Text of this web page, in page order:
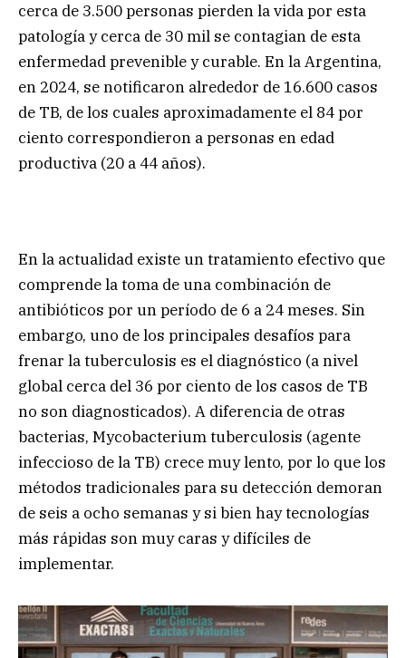
cerca de 3.500 personas pierden la vida por esta
patología y cerca de 30 mil se contagian de esta
enfermedad prevenible y curable. En la Argentina,
en 2024, se notificaron alrededor de 16.600 casos
de TB, de los cuales aproximadamente el 84 por
ciento correspondieron a personas en edad
productiva (20 a 44 años).
En la actualidad existe un tratamiento efectivo que
comprende la toma de una combinación de
antibióticos por un período de 6 a 24 meses. Sin
embargo, uno de los principales desafíos para
frenar la tuberculosis es el diagnóstico (a nivel
global cerca del 36 por ciento de los casos de TB
no son diagnosticados). A diferencia de otras
bacterias, Mycobacterium tuberculosis (agente
infeccioso de la TB) crece muy lento, por lo que los
métodos tradicionales para su detección demoran
de seis a ocho semanas y si bien hay tecnologías
más rápidas son muy caras y difíciles de
implementar.